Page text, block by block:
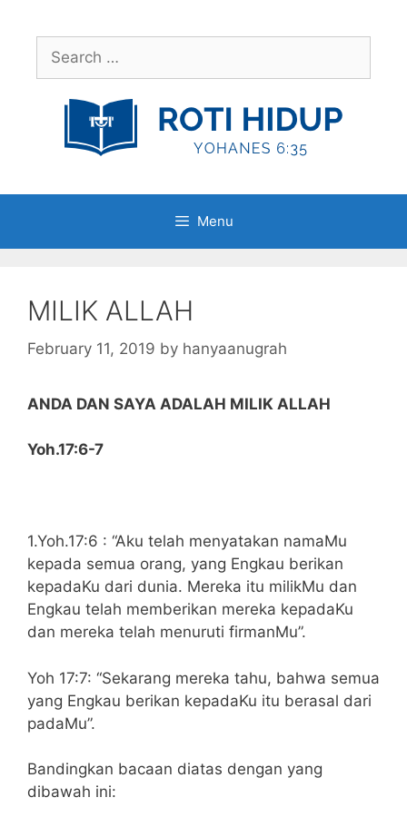
contentSearch
for:
Menu
MILIK ALLAH
February 11, 2019 by hanyaanugrah
ANDA DAN SAYA ADALAH MILIK ALLAH
Yoh.17:6-7
1.Yoh.17:6 : “Aku telah menyatakan namaMu
kepada semua orang, yang Engkau berikan
kepadaKu dari dunia. Mereka itu milikMu dan
Engkau telah memberikan mereka kepadaKu
dan mereka telah menuruti firmanMu”.
Yoh 17:7: “Sekarang mereka tahu, bahwa semua
yang Engkau berikan kepadaKu itu berasal dari
padaMu”.
Bandingkan bacaan diatas dengan yang
dibawah ini: